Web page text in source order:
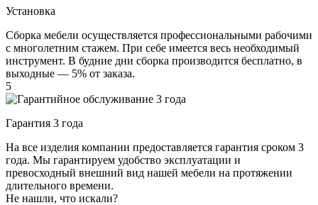
Установка
Сборка мебели осуществляется профессиональными рабочими
с многолетним стажем. При себе имеется весь необходимый
инструмент. В будние дни сборка производится бесплатно, в
выходные — 5% от заказа.
5
Гарантия 3 года
На все изделия компании предоставляется гарантия сроком 3
года. Мы гарантируем удобство эксплуатации и
превосходный внешний вид нашей мебели на протяжении
длительного времени.
Не нашли, что искали?